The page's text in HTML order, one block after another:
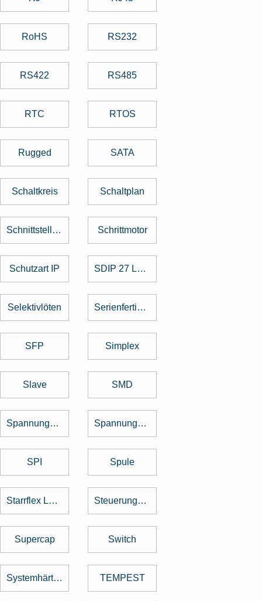
RoHS RS232
RS422 RS485
RTC RTOS
Rugged SATA
Schaltkreis Schaltplan
Schnittstellenkarte Schrittmotor
Schutzart IP SDIP 27 Level
Selektivlöten Serienfertigung
SFP Simplex
Slave SMD
Spannungsregler Spannungswandler
SPI Spule
Starrflex Leiterplatten Steuerungstechnik
Supercap Switch
Systemhärtung TEMPEST